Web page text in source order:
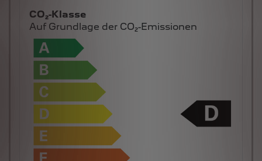
CO₂-Klasse
Auf Grundlage der CO₂-Emissionen